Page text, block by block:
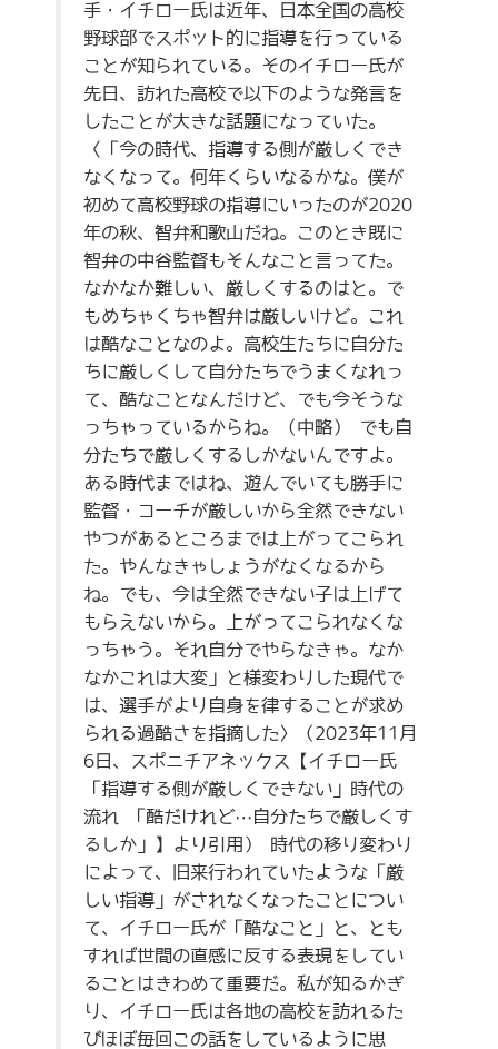
手・イチロー氏は近年、日本全国の高校
野球部でスポット的に指導を行っている
ことが知られている。そのイチロー氏が
先日、訪れた高校で以下のような発言を
したことが大きな話題になっていた。
〈「今の時代、指導する側が厳しくでき
なくなって。何年くらいなるかな。僕が
初めて高校野球の指導にいったのが2020
年の秋、智弁和歌山だね。このとき既に
智弁の中谷監督もそんなこと言ってた。
なかなか難しい、厳しくするのはと。で
もめちゃくちゃ智弁は厳しいけど。これ
は酷なことなのよ。高校生たちに自分た
ちに厳しくして自分たちでうまくなれっ
て、酷なことなんだけど、でも今そうな
っちゃっているからね。（中略） でも自
分たちで厳しくするしかないんですよ。
ある時代まではね、遊んでいても勝手に
監督・コーチが厳しいから全然できない
やつがあるところまでは上がってこられ
た。やんなきゃしょうがなくなるから
ね。でも、今は全然できない子は上げて
もらえないから。上がってこられなくな
っちゃう。それ自分でやらなきゃ。なか
なかこれは大変」と様変わりした現代で
は、選手がより自身を律することが求め
られる過酷さを指摘した〉（2023年11月
6日、スポニチアネックス【イチロー氏
「指導する側が厳しくできない」時代の
流れ 「酷だけれど…自分たちで厳しくす
るしか」】より引用） 時代の移り変わり
によって、旧来行われていたような「厳
しい指導」がされなくなったことについ
て、イチロー氏が「酷なこと」と、とも
すれば世間の直感に反する表現をしてい
ることはきわめて重要だ。私が知るかぎ
り、イチロー氏は各地の高校を訪れるた
びほぼ毎回この話をしているように思